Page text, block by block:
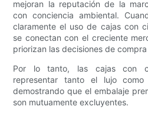
mejoran la reputación de la
con conciencia ambiental.
claramente el uso de cajas con
se conectan con el creciente
priorizan las decisiones de
Por lo tanto, las cajas con
representar tanto el lujo como
demostrando que el embalaje
son mutuamente excluyentes.